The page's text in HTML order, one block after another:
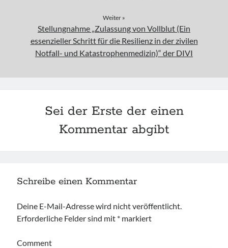
Weiter »
Stellungnahme „Zulassung von Vollblut (Ein
essenzieller Schritt für die Resilienz in der zivilen
Notfall- und Katastrophenmedizin)“ der DIVI
Sei der Erste der einen
Kommentar abgibt
Schreibe einen Kommentar
Deine E-Mail-Adresse wird nicht veröffentlicht.
Erforderliche Felder sind mit * markiert
Comment